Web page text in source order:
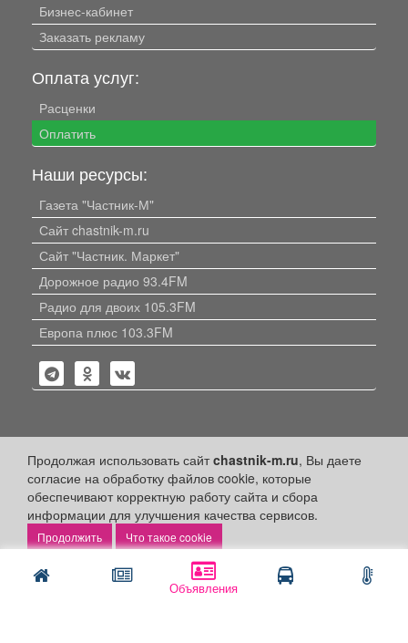
Объявления
Продолжая использовать сайтchastnik-m.ru, Вы даете
согласие на обработку файлов cookie, которые
обеспечивают корректную работу сайта и сбора
информации для улучшения качества сервисов.
Что такое cookie
Бизнес-кабинет
Заказать рекламу
Оплата услуг:
Расценки
Оплатить
Наши ресурсы:
Газета "Частник-М"
Сайт chastnik-m.ru
Сайт "Частник. Маркет"
Дорожное радио 93.4FM
Радио для двоих 105.3FM
Европа плюс 103.3FM
Политика конфиденциальности
Публикации с пометкой «Реклама», «На правах рекламы»,
«Партнёрский проект» оплачены рекламодателем.
Редакция сайта не несет ответственности за достоверность
объявлениях.
+16 © 2006-2026 ООО "Частник-М"